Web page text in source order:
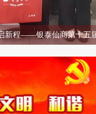
新程——银泰仙商第十五